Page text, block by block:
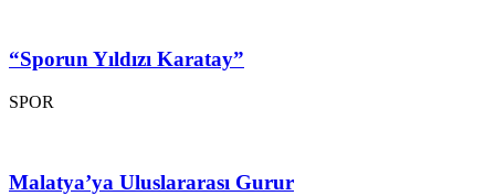
“Sporun Yıldızı Karatay”
SPOR
Malatya’ya Uluslararası Gurur